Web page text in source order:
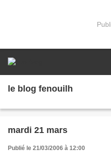
le blog fenouilh
mardi 21 mars
Publié le 21/03/2006 à 12:00